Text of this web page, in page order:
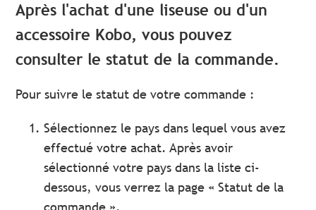
Après l'achat d'une liseuse ou d'un
accessoire Kobo, vous pouvez
consulter le statut de la commande.
Pour suivre le statut de votre commande :
Sélectionnez le pays dans lequel vous avez
effectué votre achat. Après avoir
sélectionné votre pays dans la liste ci-
dessous, vous verrez la page « Statut de la